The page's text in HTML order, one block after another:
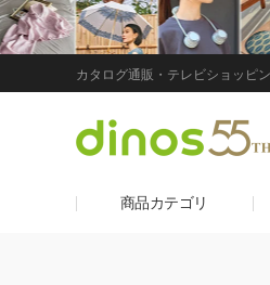
カタログ通販・テレビショッピ
商品カテゴリ